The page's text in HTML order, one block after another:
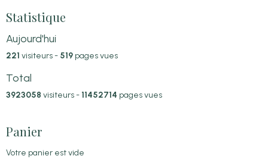
Statistique
Aujourd'hui
221 visiteurs - 519 pages vues
Total
3923058 visiteurs - 11452714 pages vues
Panier
Votre panier est vide